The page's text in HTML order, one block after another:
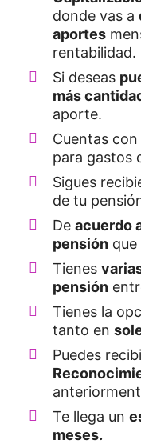
donde vas a
aportes
rentabilidad.
Si deseas
más
aporte.
Cuentas con
para gastos
Sigues
de tu
De acuerdo
pensión
Tienes
pensión
Tienes la
tanto en
Puedes
Te llega un
meses.